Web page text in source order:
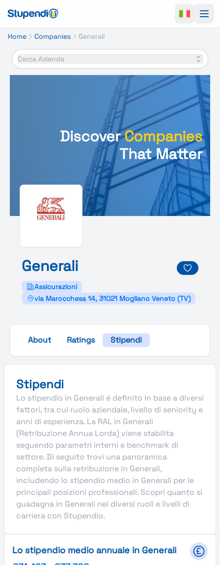
Home Companies Generali
Cerca Azienda
DiscoverCompanies
That Matter
Generali
Assicurazioni
via Marocchesa 14, 31021 Mogliano Veneto (TV)
About Ratings Stipendi
Stipendi
Lo stipendio in Generali è definito in base a diversi
fattori, tra cui ruolo aziendale, livello di seniority e
anni di esperienza. La RAL in Generali
(Retribuzione Annua Lorda) viene stabilita
seguendo parametri interni e benchmark di
settore. Di seguito trovi una panoramica
completa sulla retribuzione in Generali,
includendo lo stipendio medio in Generali per le
principali posizioni professionali. Scopri quanto si
guadagna in Generali nei diversi ruoli e livelli di
carriera con Stupendio.
Lo stipendio medio annuale in Generali